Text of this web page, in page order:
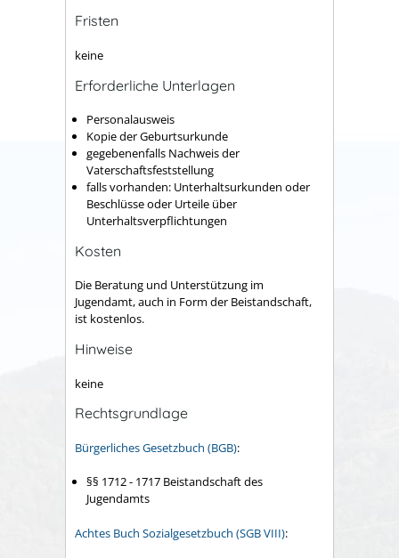
Fristen
keine
Erforderliche Unterlagen
Personalausweis
Kopie der Geburtsurkunde
gegebenenfalls Nachweis der
Vaterschaftsfeststellung
falls vorhanden: Unterhaltsurkunden oder
Beschlüsse oder Urteile über
Unterhaltsverpflichtungen
Kosten
Die Beratung und Unterstützung im
Jugendamt, auch in Form der Beistandschaft,
ist kostenlos.
Hinweise
keine
Rechtsgrundlage
Bürgerliches Gesetzbuch (BGB):
§§ 1712 - 1717 Beistandschaft des
Jugendamts
Achtes Buch Sozialgesetzbuch (SGB VIII):